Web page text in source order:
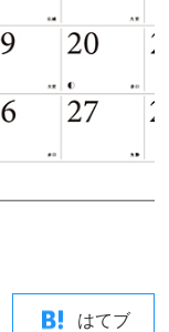
はてブ